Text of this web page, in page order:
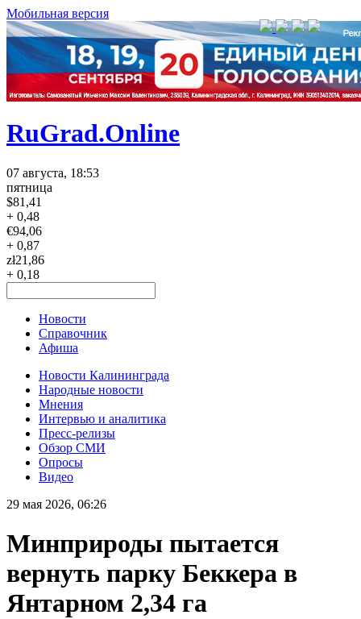
Мобильная версия
RuGrad.Online
07 августа, 18:53
пятница
$81,41
+ 0,48
€94,06
+ 0,87
zł21,86
+ 0,18
Новости
Справочник
Афиша
Новости Калининграда
Народные новости
Мнения
Интервью и аналитика
Пресс-релизы
Обзор СМИ
Опросы
Видео
29 мая 2026, 06:26
Минприроды пытается
вернуть парку Беккера в
Янтарном 2,34 га